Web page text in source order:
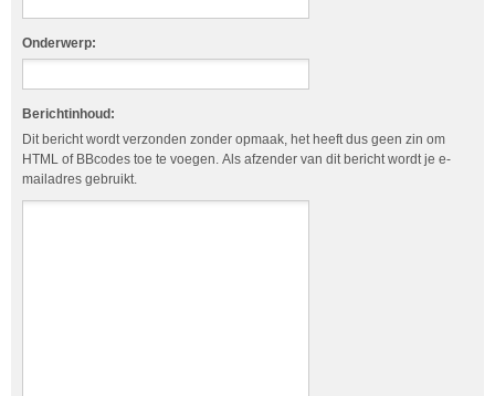
Onderwerp:
Berichtinhoud:
Dit bericht wordt verzonden zonder opmaak, het heeft dus geen zin om
HTML of BBcodes toe te voegen. Als afzender van dit bericht wordt je e-
mailadres gebruikt.